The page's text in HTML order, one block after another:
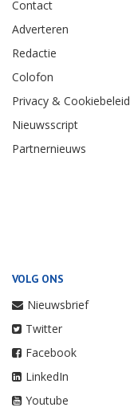
Contact
Adverteren
Redactie
Colofon
Privacy & Cookiebeleid
Nieuwsscript
Partnernieuws
VOLG ONS
Nieuwsbrief
Twitter
Facebook
LinkedIn
Youtube